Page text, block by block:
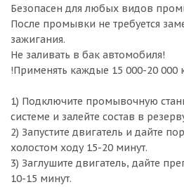
Безопасен для любых видов
После промывки не требуется
зажигания.
Не заливать в бак автомобиля!
!Применять каждые 15 000-20 000
1) Подключите промывочную
системе и залейте состав в
2) Запустите двигатель и дайте
холостом ходу 15-20 минут.
3) Заглушите двигатель, дайте
10-15 минут.